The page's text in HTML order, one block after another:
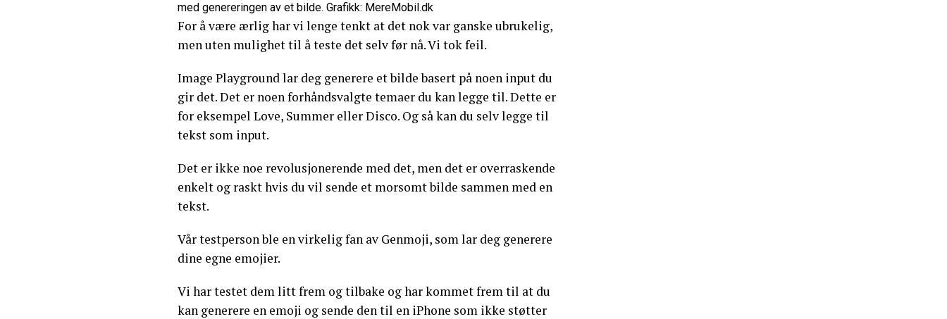
med genereringen av et bilde. Grafikk: MereMobil.dk
For å være ærlig har vi lenge tenkt at det nok var ganske ubrukelig,
men uten mulighet til å teste det selv før nå. Vi tok feil.
Image Playground lar deg generere et bilde basert på noen input du
gir det. Det er noen forhåndsvalgte temaer du kan legge til. Dette er
for eksempel Love, Summer eller Disco. Og så kan du selv legge til
tekst som input.
Det er ikke noe revolusjonerende med det, men det er overraskende
enkelt og raskt hvis du vil sende et morsomt bilde sammen med en
tekst.
Vår testperson ble en virkelig fan av Genmoji, som lar deg generere
dine egne emojier.
Vi har testet dem litt frem og tilbake og har kommet frem til at du
kan generere en emoji og sende den til en iPhone som ikke støtter